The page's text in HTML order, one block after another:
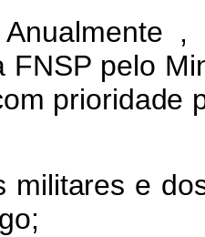
Anualmente ,
FNSP pelo
m prioridade
militares e do